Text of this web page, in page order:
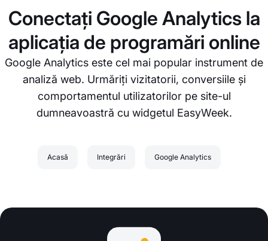
Conectați Google Analytics la
aplicația de programări online
Google Analytics este cel mai popular instrument de
analiză web. Urmăriți vizitatorii, conversiile și
comportamentul utilizatorilor pe site-ul
dumneavoastră cu widgetul EasyWeek.
Acasă Integrări Google Analytics